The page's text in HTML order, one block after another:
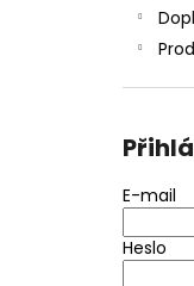
E-mail
Heslo